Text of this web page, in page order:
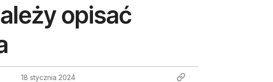
opisać
18 stycznia 2024